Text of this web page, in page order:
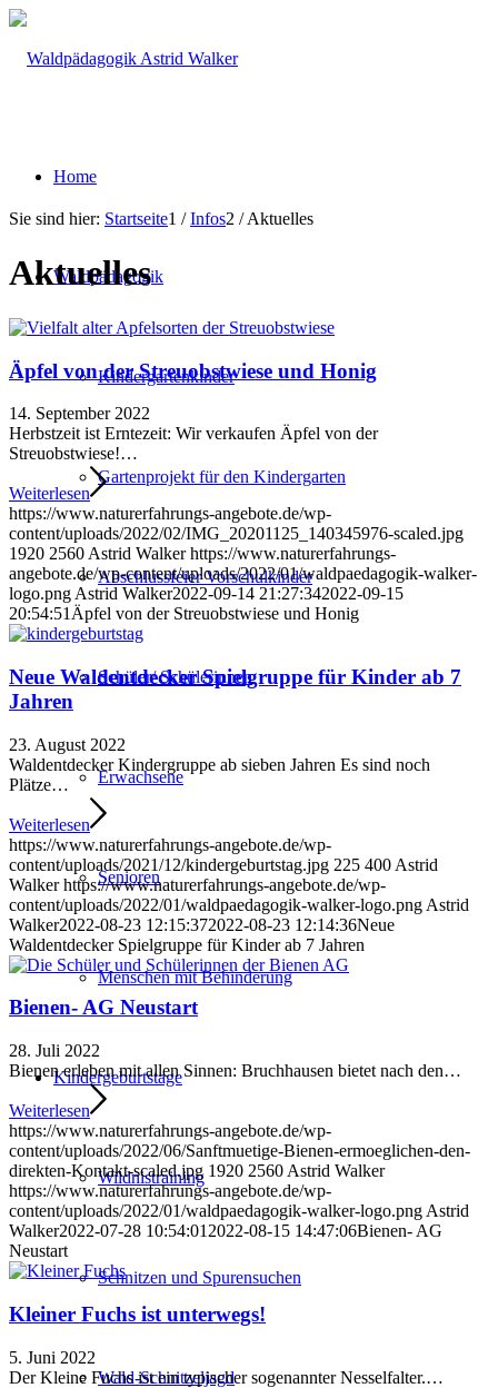
Home
Waldpädagogik
Kindergartenkinder
Gartenprojekt für den Kindergarten
Abschlussfeier Vorschulkinder
Schüler/ Schülerinnen
Erwachsene
Senioren
Menschen mit Behinderung
Kindergeburtstage
Wildnistraining
Schnitzen und Spurensuchen
Wald-Schnitzeljagd
Sie sind hier: Startseite1 / Infos2 / Aktuelles
Aktuelles
Äpfel von der Streuobstwiese und Honig
14. September 2022
Herbstzeit ist Erntezeit: Wir verkaufen Äpfel von der
Streuobstwiese!…
Weiterlesen
https://www.naturerfahrungs-angebote.de/wp-
content/uploads/2022/02/IMG_20201125_140345976-scaled.jpg
1920 2560 Astrid Walker https://www.naturerfahrungs-
angebote.de/wp-content/uploads/2022/01/waldpaedagogik-walker-
logo.png Astrid Walker2022-09-14 21:27:342022-09-15
20:54:51 Äpfel von der Streuobstwiese und Honig
Neue Waldentdecker Spielgruppe für Kinder ab 7
Jahren
23. August 2022
Waldentdecker Kindergruppe ab sieben Jahren Es sind noch
Plätze…
Weiterlesen
https://www.naturerfahrungs-angebote.de/wp-
content/uploads/2021/12/kindergeburtstag.jpg 225 400 Astrid
Walker https://www.naturerfahrungs-angebote.de/wp-
content/uploads/2022/01/waldpaedagogik-walker-logo.png Astrid
Walker2022-08-23 12:15:372022-08-23 12:14:36Neue
Waldentdecker Spielgruppe für Kinder ab 7 Jahren
Bienen- AG Neustart
28. Juli 2022
Bienen erleben mit allen Sinnen: Bruchhausen bietet nach den…
Weiterlesen
https://www.naturerfahrungs-angebote.de/wp-
content/uploads/2022/06/Sanftmuetige-Bienen-ermoeglichen-den-
direkten-Kontakt-scaled.jpg 1920 2560 Astrid Walker
https://www.naturerfahrungs-angebote.de/wp-
content/uploads/2022/01/waldpaedagogik-walker-logo.png Astrid
Walker2022-07-28 10:54:01 2022-08-15 14:47:06Bienen- AG
Neustart
Kleiner Fuchs ist unterwegs!
5. Juni 2022
Der Kleine Fuchs ist ein typischer sogenannter Nesselfalter.…